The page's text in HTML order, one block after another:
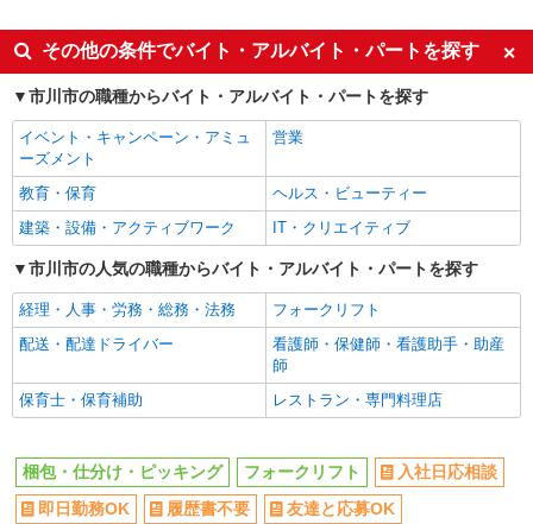
アルバイト パート
コカ・コーラ ボトラーズジャパン＿市川SC【求人番号：85123】
軽作業スタッフ
時給1145円 【給与支給日】 当月末締め/翌月
千葉県市川市下新宿3-7
キープ 詳細を見る
派遣社員
ランスタッド株式会社 船橋支店（船橋事業所）/FFBS112658
仕分け・ピッキング・梱包
時給1350円 ※交通費実費支給／当社規定あ
千葉県市川市塩浜 市川塩浜駅より徒歩15分、
自転車通勤OK
キープ 詳細を見る
契約社員
派遣社員
同じ特徴から市川駅の求人を探す
入社日応相談
即日勤務OK
履歴書不要
職場見学OKまたは説明会あり
未経験歓迎
経験者・有資格者歓迎
大学生歓迎
新卒・第二新卒歓迎
女性活躍中
主婦・主夫歓迎
フリーター歓迎
学歴不問
ブランクOK
エルダー（50代～）活躍中
高収入・高額
日払い
平日のみ勤務OK
服装自由
髪型・髪色自由
髭（ひげ）OK
その他の条件でバイト・アルバイト・パートを探す
市川市の職種からバイト・アルバイト・パートを探す
イベント・キャンペーン・アミュ
ーズメント
営業
教育・保育
ヘルス・ビューティー
建築・設備・アクティブワーク
IT・クリエイティブ
市川市の人気の職種からバイト・アルバイト・パートを探す
経理・人事・労務・総務・法務
フォークリフト
配送・配達ドライバー
看護師・保健師・看護助手・助産
師
保育士・保育補助
レストラン・専門料理店
梱包・仕分け・ピッキング フォークリフト
入社日応相談
即日勤務OK
履歴書不要
友達と応募OK